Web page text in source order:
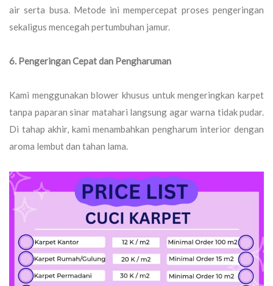
air serta busa. Metode ini mempercepat proses pengeringan
sekaligus mencegah pertumbuhan jamur.
6. Pengeringan Cepat dan Pengharuman
Kami menggunakan blower khusus untuk mengeringkan karpet
tanpa paparan sinar matahari langsung agar warna tidak pudar.
Di tahap akhir, kami menambahkan pengharum interior dengan
aroma lembut dan tahan lama.